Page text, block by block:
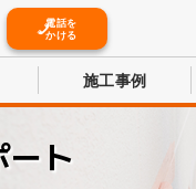
電話を
かける
施工事例
ート